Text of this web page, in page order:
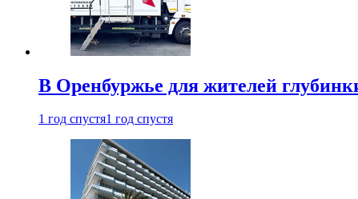
В Оренбуржье для жителей
1 год спустя1 год спустя